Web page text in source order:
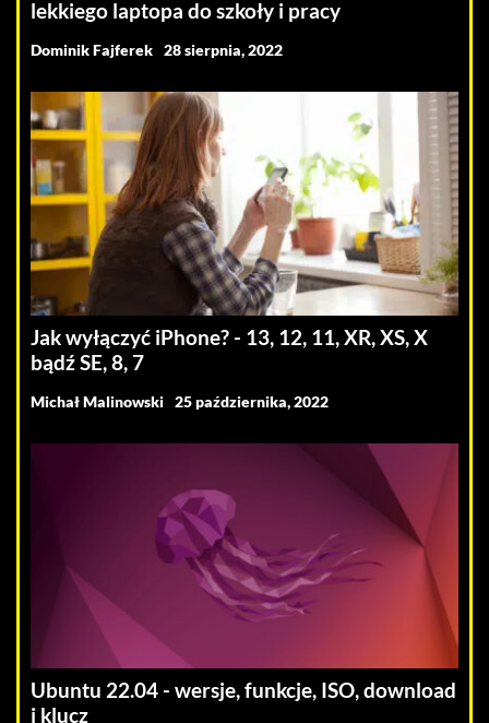
lekkiego laptopa do szkoły i pracy
Dominik Fajferek 28 sierpnia, 2022
Jak wyłączyć iPhone? - 13, 12, 11, XR, XS, X
bądź SE, 8, 7
Michał Malinowski 25 października, 2022
Ubuntu 22.04 - wersje, funkcje, ISO, download
i klucz